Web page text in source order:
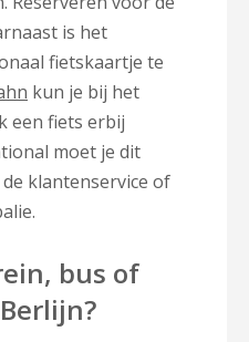
is het
fietskaartje te
kun je bij het
een fiets erbij
moet je dit
klantenservice of
bus of